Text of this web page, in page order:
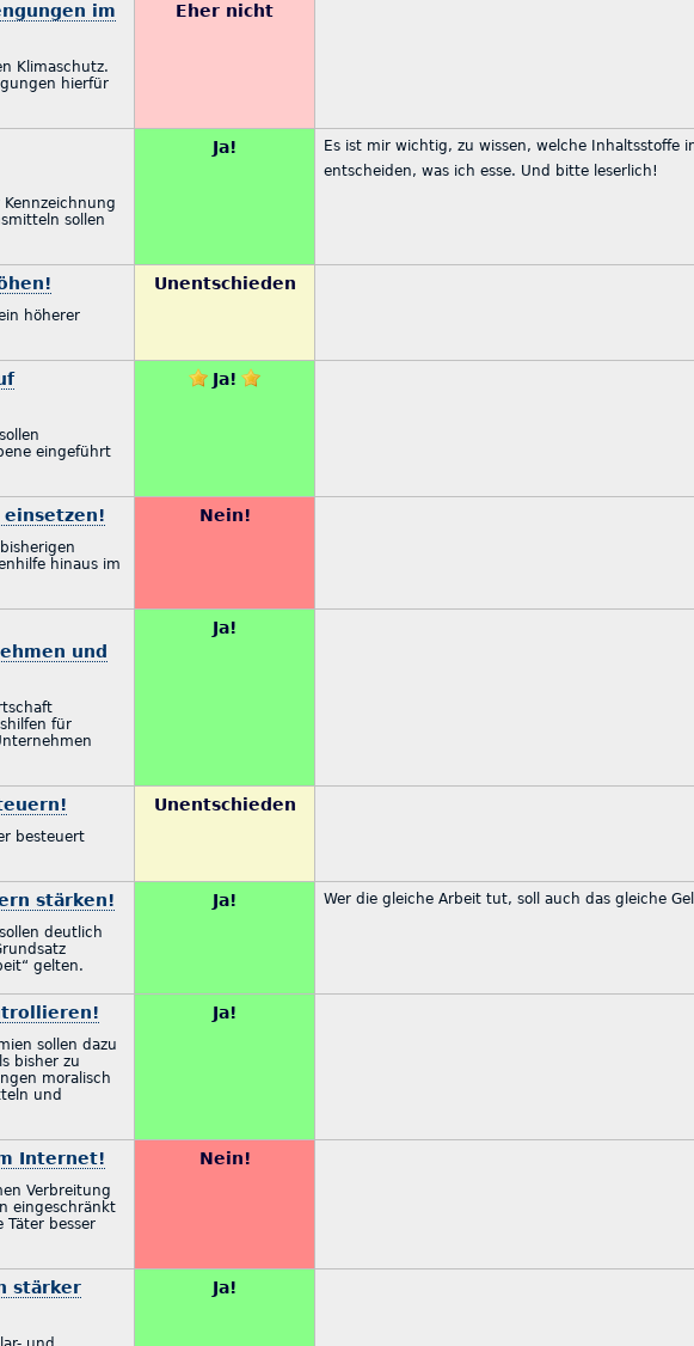
im
Klimaschutz.
hierfür
Eher nicht
sollen
Ja!
Es ist mir wichtig, zu wissen, welche Inhaltsstoffe
entscheiden, was ich esse. Und bitte leserlich!
höherer
Unentschieden
eingeführt
Ja!
einsetzen!
hinaus im
Nein!
und
für
Ja!
besteuert
Unentschieden
stärken!
deutlich
gelten.
Ja! Wer die gleiche Arbeit tut, soll auch das gleiche
sollen dazu
bisher zu
moralisch
und
Ja!
Internet!
Verbreitung
eingeschränkt
besser
Nein!
stärker
Ja!